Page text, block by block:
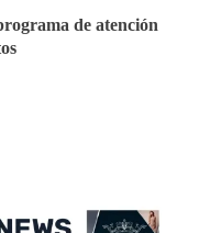
de atención